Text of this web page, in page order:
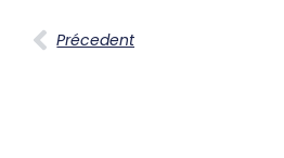
Précedent